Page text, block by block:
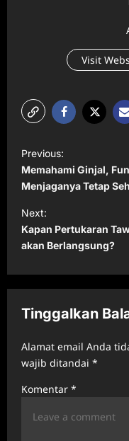
Visit
o
s
t
n
a
v
g
a
t
i
Previous:
Memahami Ginjal,
Menjaganya Tetap
Next:
Kapan Pertukaran
akan Berlangsung?
Tinggalkan
Alamat email Anda
wajib ditandai *
Komentar *